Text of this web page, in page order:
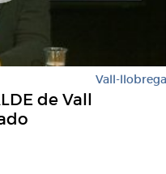
Vall-llobrega
de Vall